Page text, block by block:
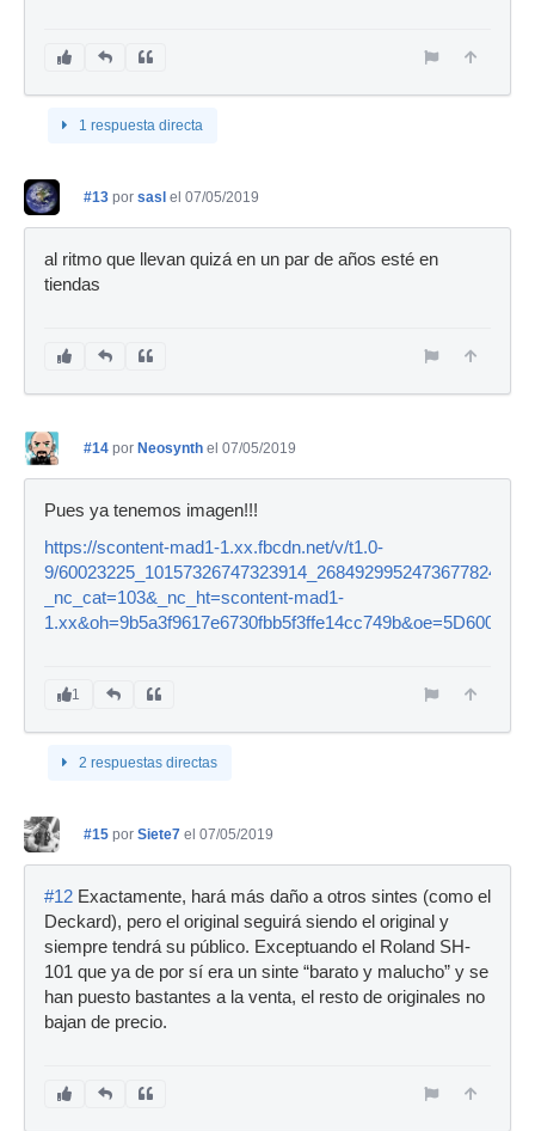
1 respuesta directa
#13 por sasl el 07/05/2019
al ritmo que llevan quizá en un par de años esté en
tiendas
#14 por Neosynth el 07/05/2019
Pues ya tenemos imagen!!!
https://scontent-mad1-1.xx.fbcdn.net/v/t1.0-
9/
_nc_cat=103&_nc_ht=scontent-mad1-
1.xx&oh=9b5a3f9617e6730fbb5f3ffe14cc749b&oe=5D600DCC
1
2 respuestas directas
#15 por Siete7 el 07/05/2019
#12 Exactamente, hará más daño a otros sintes (como el
Deckard), pero el original seguirá siendo el original y
siempre tendrá su público. Exceptuando el Roland SH-
101 que ya de por sí era un sinte “barato y malucho” y se
han puesto bastantes a la venta, el resto de originales no
bajan de precio.